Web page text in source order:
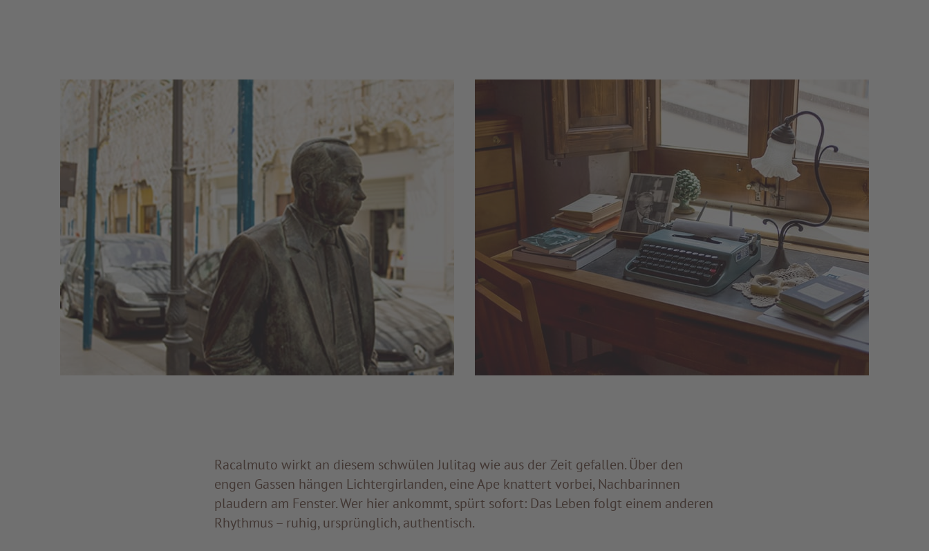
Racalmuto wirkt an diesem schwülen Julitag wie aus der Zeit gefallen. Über den
engen Gassen hängen Lichtergirlanden, eine Ape knattert vorbei, Nachbarinnen
plaudern am Fenster. Wer hier ankommt, spürt sofort: Das Leben folgt einem anderen
Rhythmus – ruhig, ursprünglich, authentisch.